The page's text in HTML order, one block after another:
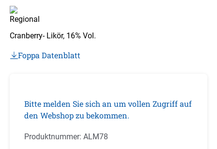
Cranberry- Likör, 16% Vol.
Foppa Datenblatt
Bitte melden Sie sich an um vollen Zugriff auf
den Webshop zu bekommen.
Produktnummer: ALM78